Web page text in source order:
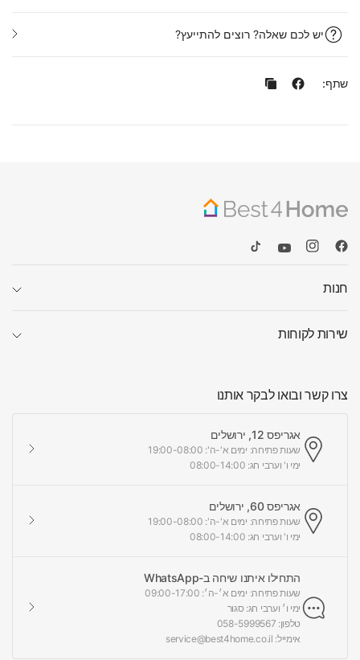
יש לכם שאלה? רוצים להתייעץ?
שתף:
חנות
שירות לקוחות
צרו קשר ובואו לבקר אותנו
אגריפס 12, ירושלים
שעות פתיחה: ימים א'-ה': 19:00-08:00
ימי ו' וערבי חג: 08:00-14:00
אגריפס 60, ירושלים
שעות פתיחה: ימים א'-ה': 19:00-08:00
ימי ו' וערבי חג: 08:00-14:00
התחילו איתנו שיחה ב-WhatsApp
שעות פתיחה: ימים א׳-ה׳: 09:00-17:00
ימי ו׳ וערבי חג: סגור
טלפון: 058-5999567
אימייל: service@best4home.co.il